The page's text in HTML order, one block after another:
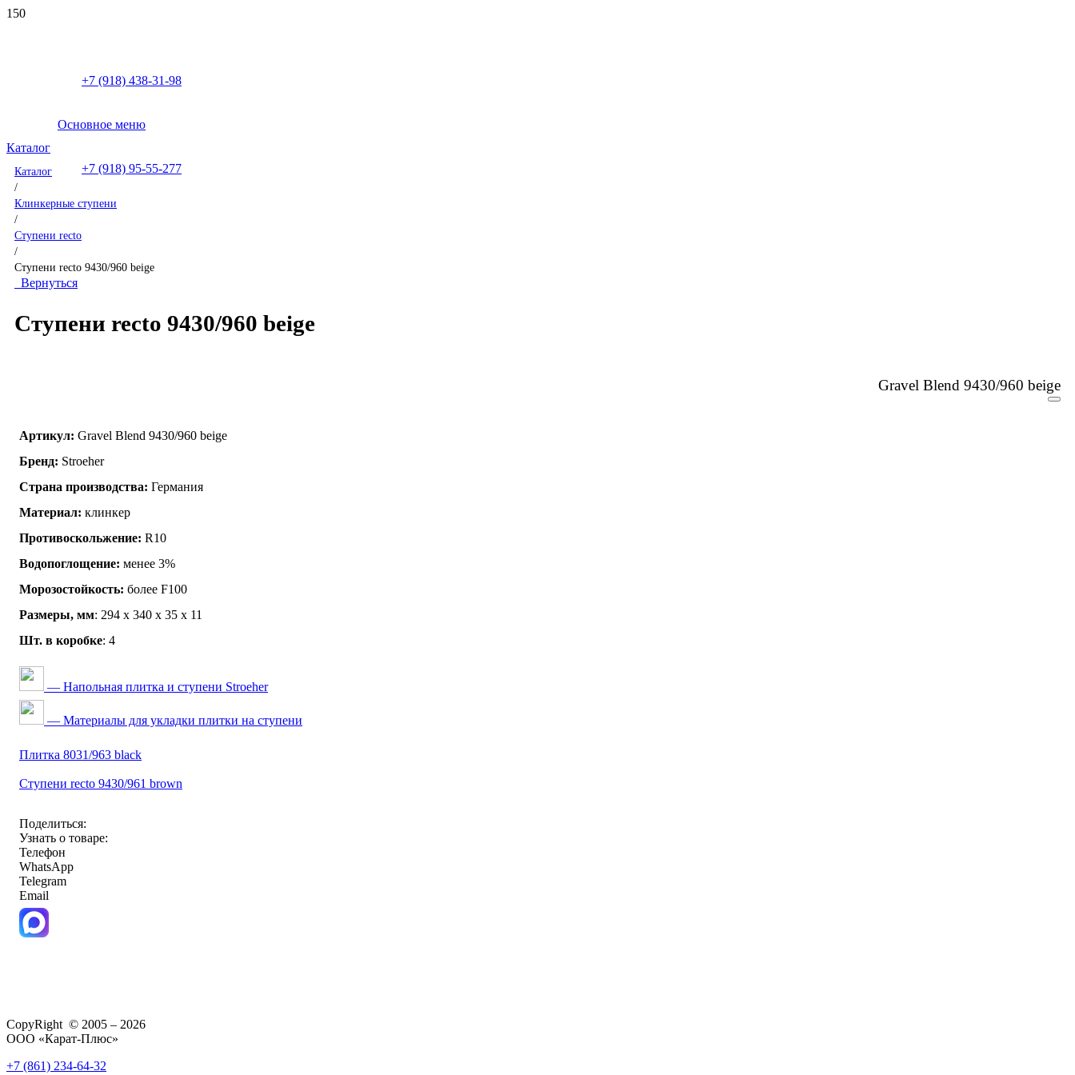
+7 (918) 438-31-98
+7 (918) 95-55-277
Основное меню
Каталог
Каталог
/
Клинкерные ступени
/
Ступени recto
/
Ступени recto 9430/960 beige
Вернуться
Ступени recto 9430/960 beige
Gravel Blend 9430/960 beige
Артикул: Gravel Blend 9430/960 beige
Бренд: Stroeher
Страна производства: Германия
Материал: клинкер
Противоскольжение: R10
Водопоглощение: менее 3%
Морозостойкость: более F100
Размеры, мм: 294 х 340 х 35 х 11
Шт. в коробке: 4
— Напольная плитка и ступени Stroeher
— Материалы для укладки плитки на ступени
Плитка 8031/963 black
Ступени recto 9430/961 brown
Поделиться:
Узнать о товаре:
Телефон
WhatsApp
Telegram
Email
CopyRight © 2005 – 2026
ООО «Карат-Плюс»
+7 (861) 234-64-32